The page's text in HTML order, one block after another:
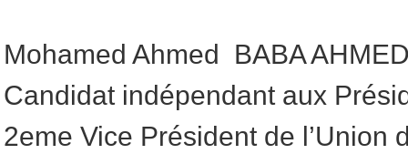
Mohamed Ahmed BABA
Candidat indépendant aux
2eme Vice Président de l’Union